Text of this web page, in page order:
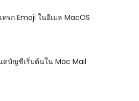
รก Emoji ในอีเมล MacOS
ดบัญชีเริ่มต้นใน Mac Mail